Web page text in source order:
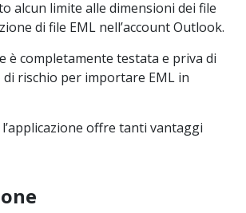
alcun limite alle dimensioni dei file
di file EML nell’account Outlook.
è completamente testata e priva di
rischio per importare EML in
offre tanti vantaggi